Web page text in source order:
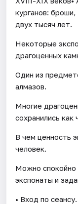
курганов:
двух тысяч лет.
Некоторые
драгоценных
Один из
алмазов.
Многие
сохранились как
В чем ценность
человек.
Можно спокойно
экспонаты и
• Вход по сеансу.